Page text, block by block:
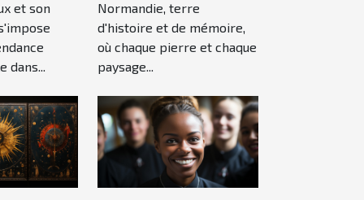
et son
dans...
mémorables
Normandie, terre
d'histoire et de mémoire,
où chaque pierre et chaque
paysage...